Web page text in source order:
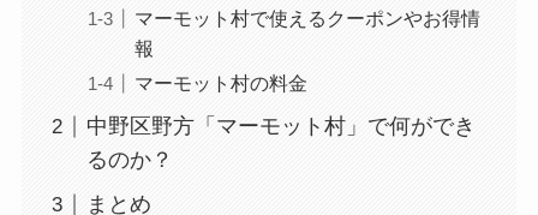
マーモット村で使えるクーポンやお得情
報
マーモット村の料金
中野区野方「マーモット村」で何ができ
るのか？
まとめ